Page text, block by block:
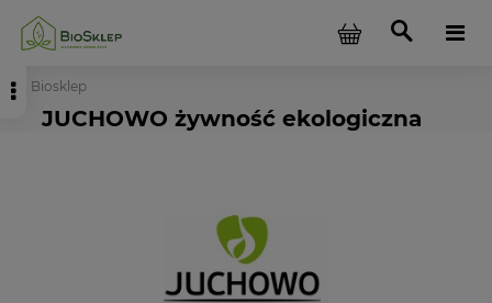
Biosklep
JUCHOWO żywność ekologiczna